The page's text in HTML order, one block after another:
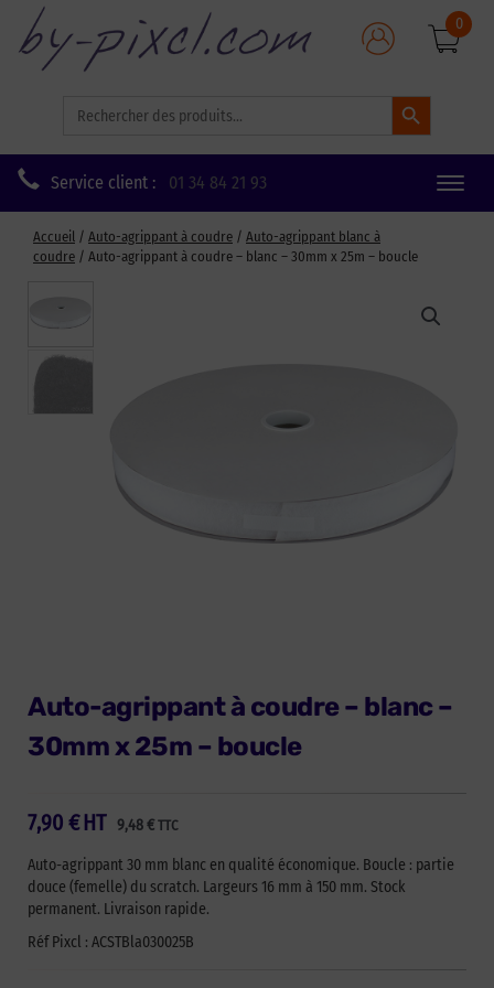
for:
Search Button
0
Service client : 01 34 84 21 93
Toggle
Accueil / Auto-agrippant à coudre / Auto-agrippant blanc à
coudre / Auto-agrippant à coudre – blanc – 30mm x 25m – boucle
Auto-agrippant à coudre – blanc –
30mm x 25m – boucle
7,90 € 9,48€ TTC
HT
Auto-agrippant 30 mm blanc en qualité économique. Boucle : partie
douce (femelle) du scratch. Largeurs 16 mm à 150 mm. Stock
permanent. Livraison rapide.
Réf Pixcl : ACSTBla030025B